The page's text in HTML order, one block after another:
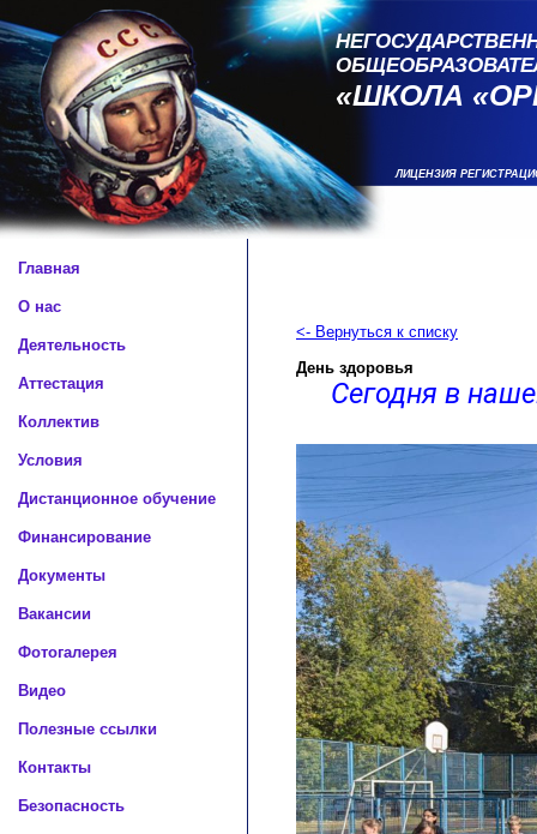
«ШКОЛА
ЛИЦЕНЗИЯ
Главная
О нас
Деятельность
Аттестация
Коллектив
Условия
Дистанционное обучение
Финансирование
Документы
Вакансии
Фотогалерея
Видео
Полезные ссылки
Контакты
Безопасность
<- Вернуться к списку
День здоровья
Сегодня в